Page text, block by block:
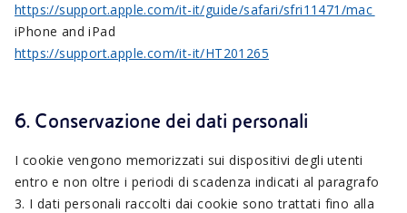
https://support.apple.com/it-it/guide/safari/sfri11471/mac
iPhone and iPad
https://support.apple.com/it-it/HT201265
6. Conservazione dei dati personali
I cookie vengono memorizzati sui dispositivi degli utenti
entro e non oltre i periodi di scadenza indicati al paragrafo
3. I dati personali raccolti dai cookie sono trattati fino alla